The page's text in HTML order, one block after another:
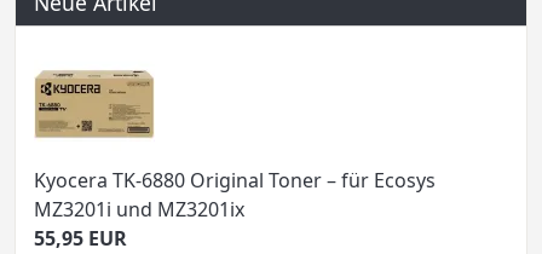
Kyocera TK-6880 Original Toner – für Ecosys
MZ3201i und MZ3201ix
55,95 EUR